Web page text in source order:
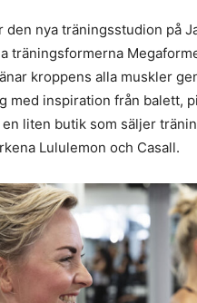
den nya träningsstudion på
träningsformerna
kroppens alla muskler
med inspiration från balett,
liten butik som säljer
Lululemon och Casall.